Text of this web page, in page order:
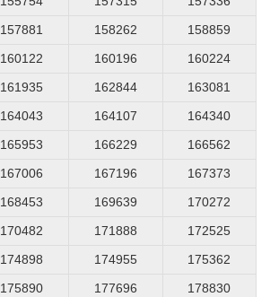
157881 158262
158859
160122 160196
160224
161935 162844
163081
164043 164107
164340
165953 166229
166562
167006 167196
167373
168453 169639
170272
170482 171888
172525
174898 174955
175362
175890 177696
178830